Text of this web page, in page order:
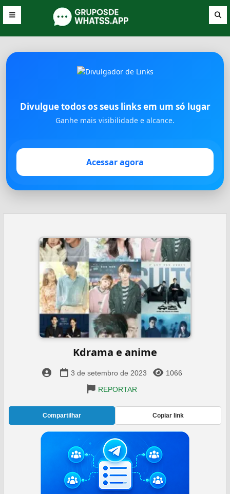
Divulgue todos os seus links em um só lugar
Ganhe mais visibilidade e alcance.
Acessar agora
Kdrama e anime
3 de setembro de 2023
1066
REPORTAR
Compartilhar Copiar link